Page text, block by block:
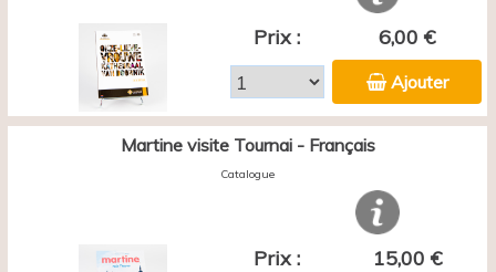
Prix : 6,00 €
Ajouter
Martine visite Tournai - Français
Catalogue
Prix : 15,00 €